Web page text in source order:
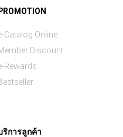
PROMOTION
Catalog Online
Discount
Rewards
ริการลูกค้า